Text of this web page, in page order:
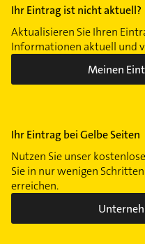
Ihr Eintrag ist nicht aktuell?
Aktualisieren Sie Ihren
Informationen aktuell und
Meinen
Ihr Eintrag bei Gelbe Seiten
Nutzen Sie unser
Sie in nur wenigen
erreichen.